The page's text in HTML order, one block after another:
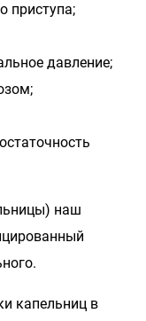
приступа;
давление;
наш
капельниц в